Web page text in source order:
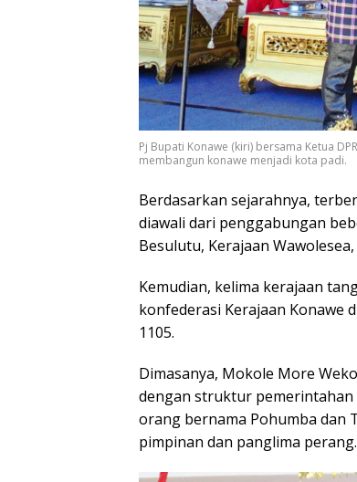
Pj Bupati Konawe (kiri) bersama Ketua
membangun konawe menjadi kota padi.
Berdasarkan sejarahnya,
diawali dari penggabungan
Besulutu, Kerajaan
Kemudian, kelima kerajaan
konfederasi Kerajaan Konawe
1105.
Dimasanya, Mokole More
dengan struktur pemerintahan
orang bernama Pohumba dan
pimpinan dan panglima perang.